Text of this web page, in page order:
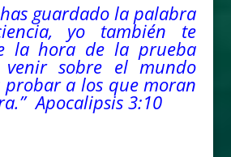
guardado la palabra
yo también te
la hora de la prueba
sobre el mundo
probar a los que moran
Apocalipsis 3:10